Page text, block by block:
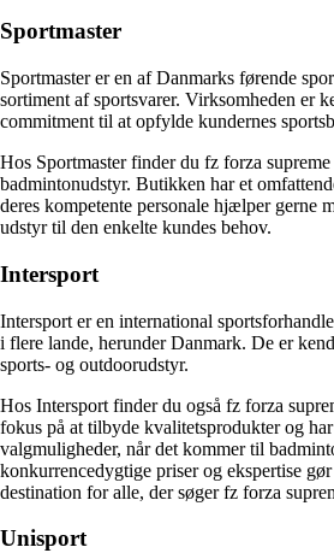
Sportmaster
Sportmaster er en af Danmarks førende
sortiment af sportsvarer. Virksomheden er
commitment til at opfylde kundernes
Hos Sportmaster finder du fz forza
badmintonudstyr. Butikken har et
deres kompetente personale hjælper gerne
udstyr til den enkelte kundes behov.
Intersport
Intersport er en international
i flere lande, herunder Danmark. De er
sports- og outdoorudstyr.
Hos Intersport finder du også fz forza
fokus på at tilbyde kvalitetsprodukter og
valgmuligheder, når det kommer til
konkurrencedygtige priser og ekspertise
destination for alle, der søger fz forza
Unisport